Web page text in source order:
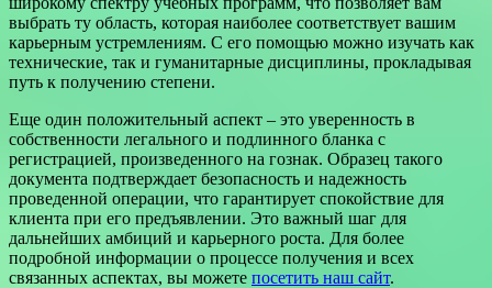
выбрать ту область, которая наиболее соответствует вашим
карьерным устремлениям. С его помощью можно изучать как
технические, так и гуманитарные дисциплины, прокладывая
путь к получению степени.
Еще один положительный аспект – это уверенность в
собственности легального и подлинного бланка с
регистрацией, произведенного на гознак. Образец такого
документа подтверждает безопасность и надежность
проведенной операции, что гарантирует спокойствие для
клиента при его предъявлении. Это важный шаг для
дальнейших амбиций и карьерного роста. Для более
подробной информации о процессе получения и всех
связанных аспектах, вы можете посетить наш сайт.